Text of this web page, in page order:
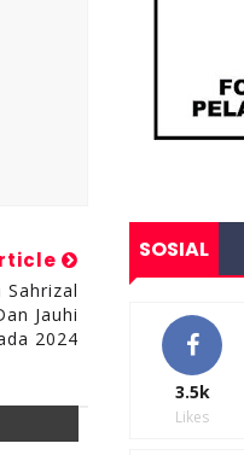
Sahrizal
Jauhi
2024
SOSIAL
3.5k
Likes